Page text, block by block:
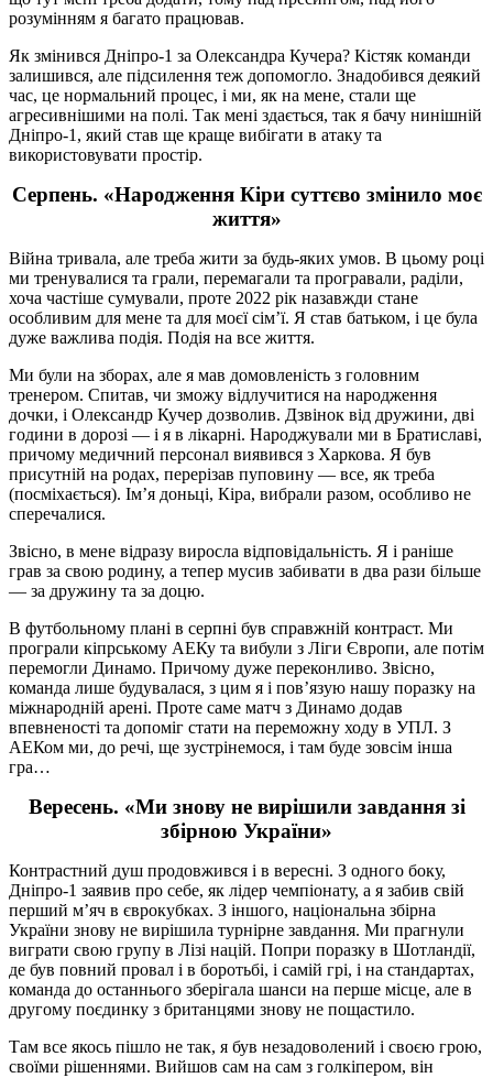
розумінням я багато працював.
Як змінився Дніпро-1 за Олександра Кучера? Кістяк команди
залишився, але підсилення теж допомогло. Знадобився деякий
час, це нормальний процес, і ми, як на мене, стали ще
агресивнішими на полі. Так мені здається, так я бачу нинішній
Дніпро-1, який став ще краще вибігати в атаку та
використовувати простір.
Серпень. «Народження Кіри суттєво змінило моє
життя»
Війна тривала, але треба жити за будь-яких умов. В цьому році
ми тренувалися та грали, перемагали та програвали, раділи,
хоча частіше сумували, проте 2022 рік назавжди стане
особливим для мене та для моєї сім’ї. Я став батьком, і це була
дуже важлива подія. Подія на все життя.
Ми були на зборах, але я мав домовленість з головним
тренером. Спитав, чи зможу відлучитися на народження
дочки, і Олександр Кучер дозволив. Дзвінок від дружини, дві
години в дорозі — і я в лікарні. Народжували ми в Братиславі,
причому медичний персонал виявився з Харкова. Я був
присутній на родах, перерізав пуповину — все, як треба
(посміхається). Ім’я доньці, Кіра, вибрали разом, особливо не
сперечалися.
Звісно, в мене відразу виросла відповідальність. Я і раніше
грав за свою родину, а тепер мусив забивати в два рази більше
— за дружину та за доцю.
В футбольному плані в серпні був справжній контраст. Ми
програли кіпрському АЕКу та вибули з Ліги Європи, але потім
перемогли Динамо. Причому дуже переконливо. Звісно,
команда лише будувалася, з цим я і пов’язую нашу поразку на
міжнародній арені. Проте саме матч з Динамо додав
впевненості та допоміг стати на переможну ходу в УПЛ. З
АЕКом ми, до речі, ще зустрінемося, і там буде зовсім інша
гра…
Вересень. «Ми знову не вирішили завдання зі
збірною України»
Контрастний душ продовжився і в вересні. З одного боку,
Дніпро-1 заявив про себе, як лідер чемпіонату, а я забив свій
перший м’яч в єврокубках. З іншого, національна збірна
України знову не вирішила турнірне завдання. Ми прагнули
виграти свою групу в Лізі націй. Попри поразку в Шотландії,
де був повний провал і в боротьбі, і самій грі, і на стандартах,
команда до останнього зберігала шанси на перше місце, але в
другому поєдинку з британцями знову не пощастило.
Там все якось пішло не так, я був незадоволений і своєю грою,
своїми рішеннями. Вийшов сам на сам з голкіпером, він